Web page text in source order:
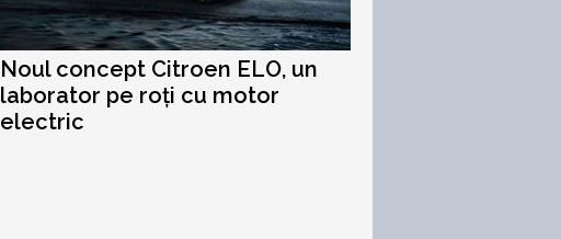
Noul concept Citroen ELO, un
laborator pe roți cu motor
electric